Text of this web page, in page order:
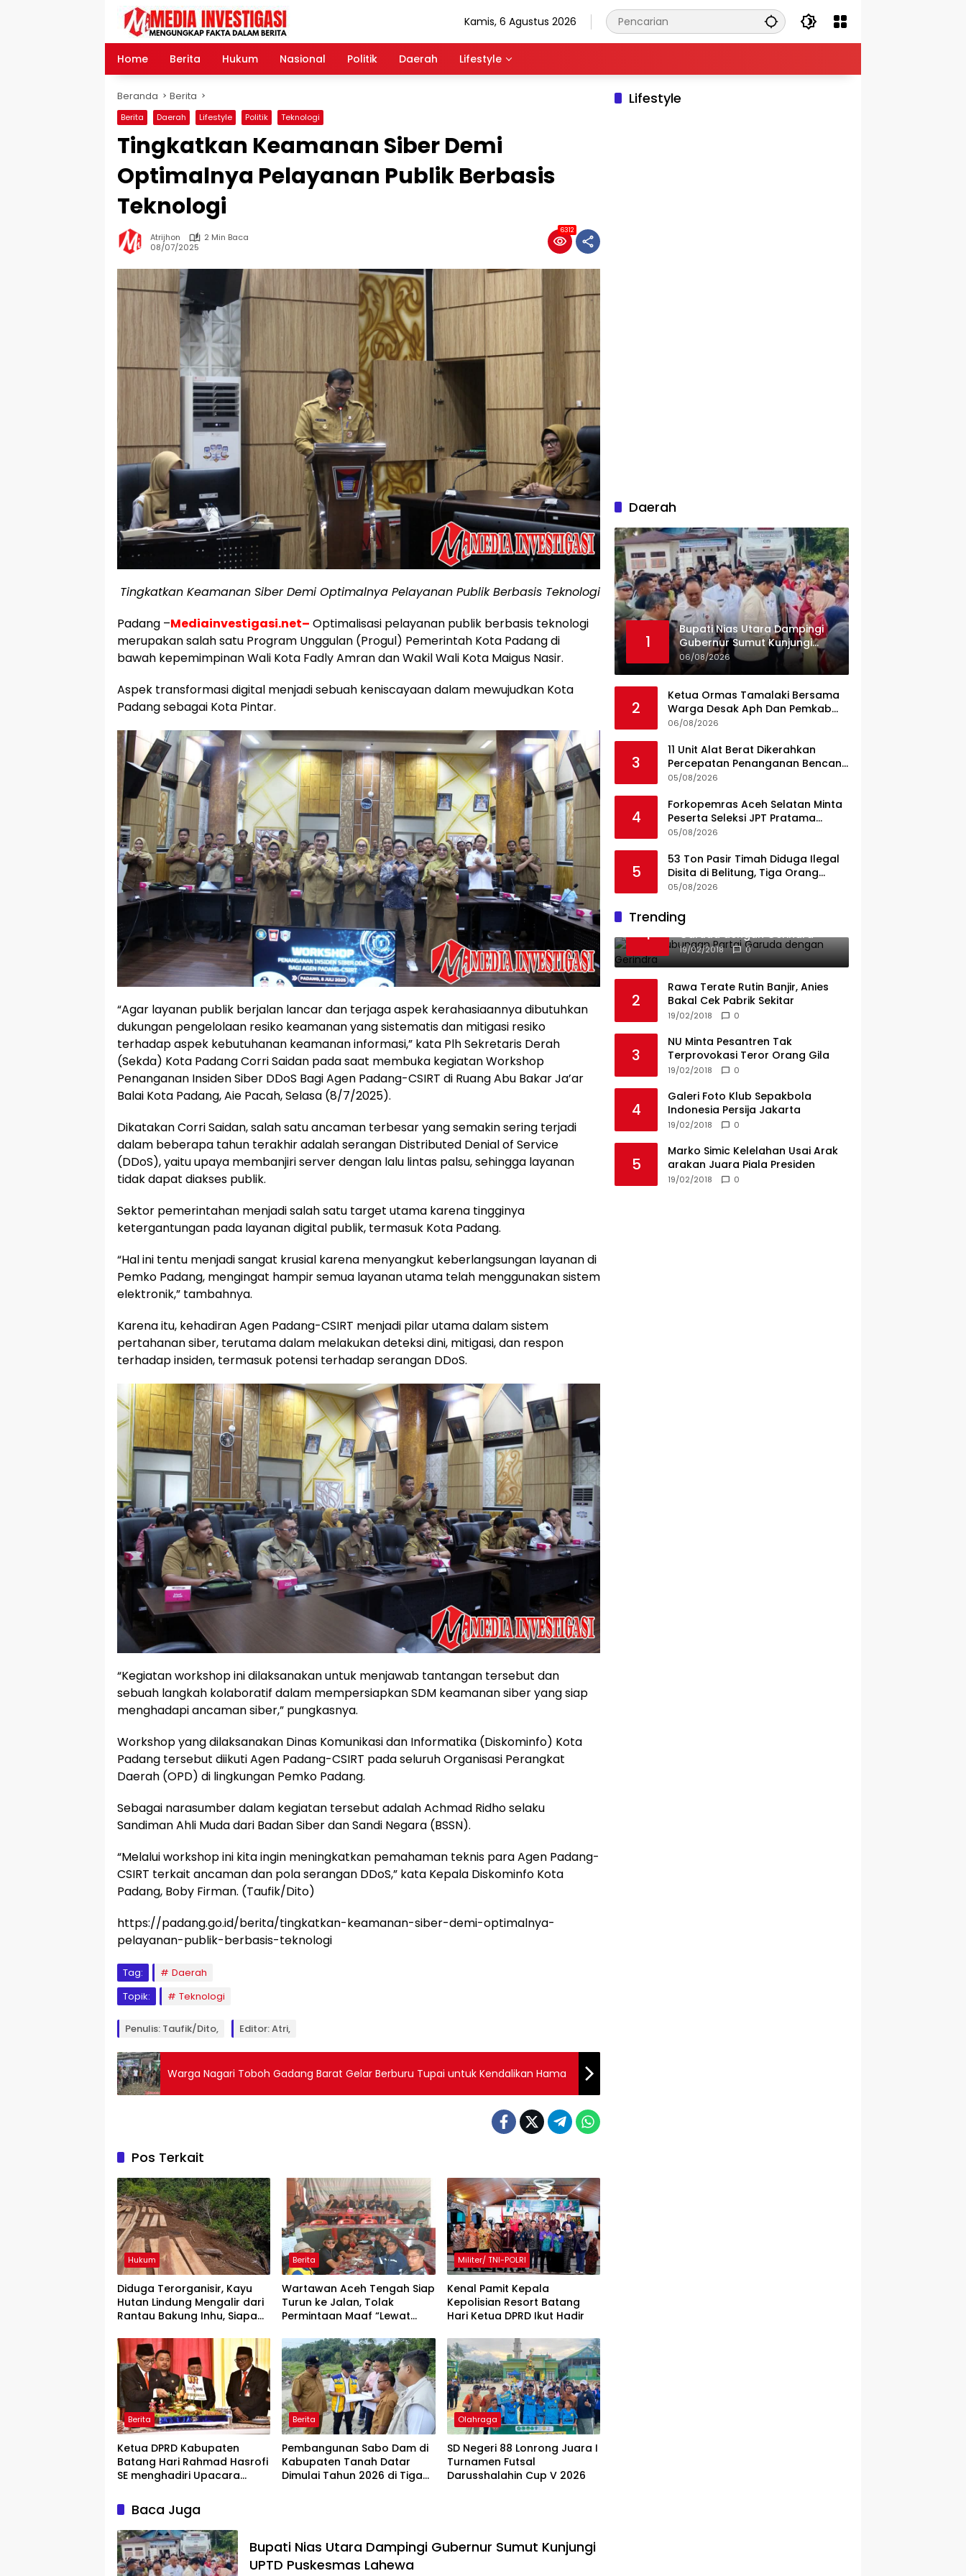
Kamis, 6 Agustus 2026
Home Berita Hukum Nasional Politik Daerah Lifestyle
Beranda Berita
Berita Daerah Lifestyle Politik Teknologi
Tingkatkan Keamanan Siber Demi
Optimalnya Pelayanan Publik Berbasis
Teknologi
Atrijhon
2 Min Baca
08/07/2025
6312
Tingkatkan Keamanan Siber Demi Optimalnya Pelayanan Publik Berbasis Teknologi
Padang –Mediainvestigasi.net– Optimalisasi pelayanan publik berbasis teknologi
merupakan salah satu Program Unggulan (Progul) Pemerintah Kota Padang di
bawah kepemimpinan Wali Kota Fadly Amran dan Wakil Wali Kota Maigus Nasir.
Aspek transformasi digital menjadi sebuah keniscayaan dalam mewujudkan Kota
Padang sebagai Kota Pintar.
“Agar layanan publik berjalan lancar dan terjaga aspek kerahasiaannya dibutuhkan
dukungan pengelolaan resiko keamanan yang sistematis dan mitigasi resiko
terhadap aspek kebutuhanan keamanan informasi,” kata Plh Sekretaris Derah
(Sekda) Kota Padang Corri Saidan pada saat membuka kegiatan Workshop
Penanganan Insiden Siber DDoS Bagi Agen Padang-CSIRT di Ruang Abu Bakar Ja’ar
Balai Kota Padang, Aie Pacah, Selasa (8/7/2025).
Dikatakan Corri Saidan, salah satu ancaman terbesar yang semakin sering terjadi
dalam beberapa tahun terakhir adalah serangan Distributed Denial of Service
(DDoS), yaitu upaya membanjiri server dengan lalu lintas palsu, sehingga layanan
tidak dapat diakses publik.
Sektor pemerintahan menjadi salah satu target utama karena tingginya
ketergantungan pada layanan digital publik, termasuk Kota Padang.
“Hal ini tentu menjadi sangat krusial karena menyangkut keberlangsungan layanan di
Pemko Padang, mengingat hampir semua layanan utama telah menggunakan sistem
elektronik,” tambahnya.
Karena itu, kehadiran Agen Padang-CSIRT menjadi pilar utama dalam sistem
pertahanan siber, terutama dalam melakukan deteksi dini, mitigasi, dan respon
terhadap insiden, termasuk potensi terhadap serangan DDoS.
“Kegiatan workshop ini dilaksanakan untuk menjawab tantangan tersebut dan
sebuah langkah kolaboratif dalam mempersiapkan SDM keamanan siber yang siap
menghadapi ancaman siber,” pungkasnya.
Workshop yang dilaksanakan Dinas Komunikasi dan Informatika (Diskominfo) Kota
Padang tersebut diikuti Agen Padang-CSIRT pada seluruh Organisasi Perangkat
Daerah (OPD) di lingkungan Pemko Padang.
Sebagai narasumber dalam kegiatan tersebut adalah Achmad Ridho selaku
Sandiman Ahli Muda dari Badan Siber dan Sandi Negara (BSSN).
“Melalui workshop ini kita ingin meningkatkan pemahaman teknis para Agen Padang-
CSIRT terkait ancaman dan pola serangan DDoS,” kata Kepala Diskominfo Kota
Padang, Boby Firman. (Taufik/Dito)
https://padang.go.id/berita/tingkatkan-keamanan-siber-demi-optimalnya-
pelayanan-publik-berbasis-teknologi
Tag:
Daerah
Topik:
Teknologi
Penulis: Taufik/Dito, Editor: Atri,
Warga Nagari Toboh Gadang Barat Gelar Berburu Tupai untuk Kendalikan Hama
Pos Terkait
Hukum
Diduga Terorganisir, Kayu
Hutan Lindung Mengalir dari
Rantau Bakung Inhu, Siapa
Berita
Wartawan Aceh Tengah Siap
Turun ke Jalan, Tolak
Permintaan Maaf “Lewat
Militer/ TNI-POLRI
Kenal Pamit Kepala
Kepolisian Resort Batang
Hari ‎Ketua DPRD Ikut Hadir
Berita
Ketua DPRD Kabupaten
Batang Hari Rahmad Hasrofi
SE menghadiri Upacara
Berita
Pembangunan Sabo Dam di
Kabupaten Tanah Datar
Dimulai Tahun 2026 di Tiga
Olahraga
SD Negeri 88 Lonrong Juara I
Turnamen Futsal
Darusshalahin Cup V 2026
Baca Juga
Bupati Nias Utara Dampingi Gubernur Sumut Kunjungi
UPTD Puskesmas Lahewa
Lifestyle
Daerah
1
Bupati Nias Utara Dampingi
Gubernur Sumut Kunjungi
UPTD Puskesmas Lahewa
06/08/2026
2
Ketua Ormas Tamalaki Bersama
Warga Desak Aph Dan Pemkab
Konsel Tangkap Pelaku Angkut
PT KAP Melintas Jalan Umum
06/08/2026
3
11 Unit Alat Berat Dikerahkan
Percepatan Penanganan Bencana
di Kelurahan Sipange Kecamatan
05/08/2026
4
Forkopemras Aceh Selatan Minta
Peserta Seleksi JPT Pratama
Andalkan Kompetensi dan
05/08/2026
5
53 Ton Pasir Timah Diduga Ilegal
Disita di Belitung, Tiga Orang
Diamankan, Dua Masih Diburu
05/08/2026
Trending
1
Ini Dia Hubungan Partai
Garuda dengan Gerindra
19/02/2018 0
2
Rawa Terate Rutin Banjir, Anies
Bakal Cek Pabrik Sekitar
19/02/2018 0
3
NU Minta Pesantren Tak
Terprovokasi Teror Orang Gila
19/02/2018 0
4
Galeri Foto Klub Sepakbola
Indonesia Persija Jakarta
19/02/2018 0
5
Marko Simic Kelelahan Usai Arak
arakan Juara Piala Presiden
19/02/2018 0